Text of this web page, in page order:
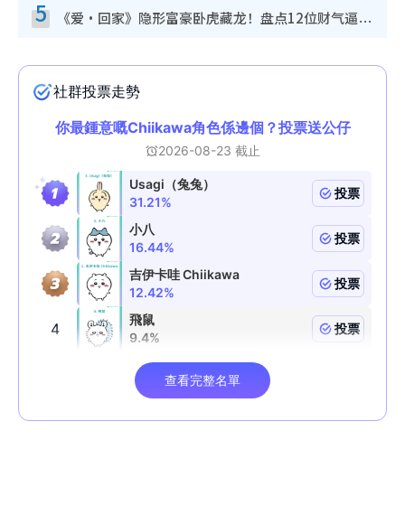
5 《爱·回家》隐形富豪卧虎藏龙！盘点12位财气逼人的有钱艺人：这位美女3亿身家不愁做